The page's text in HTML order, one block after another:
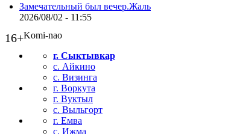
Замечательный был вечер.Жаль
2026/08/02 - 11:55
16+Komi-nao
г. Сыктывкар
с. Айкино
с. Визинга
г. Воркута
г. Вуктыл
с. Выльгорт
г. Емва
с. Ижма